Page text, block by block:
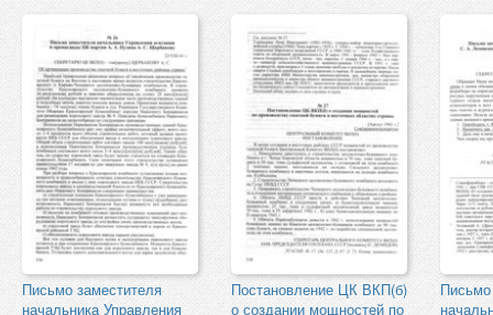
Письмо заместителя
начальника Управления
Постановление ЦК ВКП(б)
о создании мощностей по